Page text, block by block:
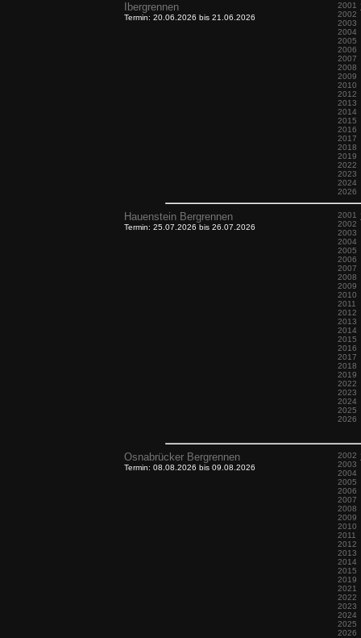
Ibergrennen
Termin: 20.06.2026 bis 21.06.2026
2001
2002
2003
2004
2005
2006
2007
2008
2009
2010
2012
2013
2014
2015
2016
2017
2018
2019
2022
2023
2024
2026
Hauenstein Bergrennen
Termin: 25.07.2026 bis 26.07.2026
2001
2002
2003
2004
2005
2006
2007
2008
2009
2010
2011
2012
2013
2014
2015
2016
2017
2018
2019
2022
2023
2024
2025
2026
Osnabrücker Bergrennen
Termin: 08.08.2026 bis 09.08.2026
2002
2003
2004
2005
2006
2007
2008
2009
2010
2011
2012
2013
2014
2015
2019
2021
2022
2023
2024
2025
2026